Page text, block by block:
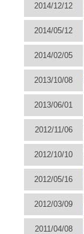
2014/12/12
2014/05/12
2014/02/05
2013/10/08
2013/06/01
2012/11/06
2012/10/10
2012/05/16
2012/03/09
2011/04/08